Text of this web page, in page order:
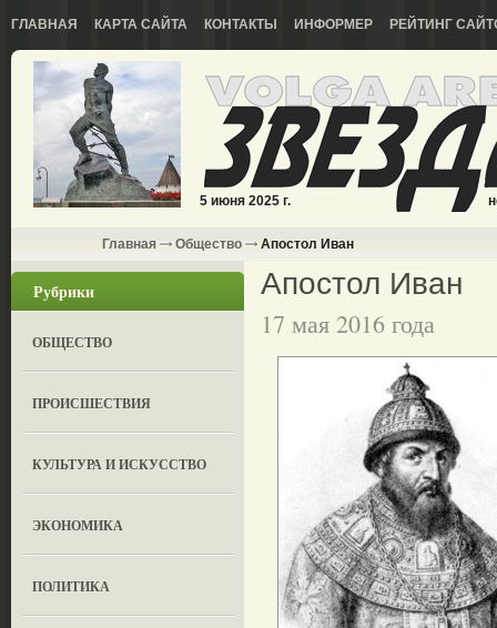
ГЛАВНАЯ КАРТА САЙТА КОНТАКТЫ ИНФОРМЕР РЕЙТИНГ
5 июня 2025 г.
Главная Общество Апостол Иван
Рубрики
ОБЩЕСТВО
ПРОИСШЕСТВИЯ
КУЛЬТУРА И ИСКУССТВО
ЭКОНОМИКА
ПОЛИТИКА
Апостол Иван
17 мая 2016 года